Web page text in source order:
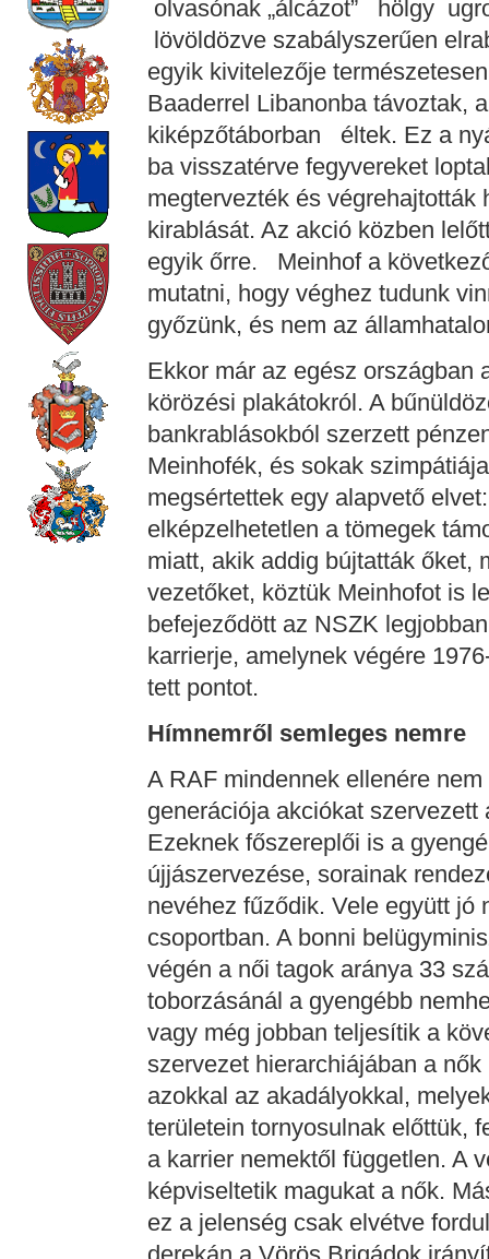
olvasónak „álcázot” hölgy
lövöldözve szabályszerűen
egyik kivitelezője
Baaderrel Libanonba távoztak,
kiképzőtáborban éltek. Ez a
ba visszatérve fegyvereket
megtervezték és
kirablását. Az akció közben
egyik őrre. Meinhof a
mutatni, hogy véghez tudunk
győzünk, és nem az
Ekkor már az egész országban
körözési plakátokról. A
bankrablásokból szerzett
Meinhofék, és sokak
megsértettek egy alapvető
elképzelhetetlen a tömegek
miatt, akik addig bújtatták őket,
vezetőket, köztük Meinhofot is
befejeződött az NSZK
karrierje, amelynek végére
tett pontot.
Hímnemről semleges nemre
A RAF mindennek ellenére
generációja akciókat
Ezeknek főszereplői is a
újjászervezése, sorainak
nevéhez fűződik. Vele együtt jó
csoportban. A bonni
végén a női tagok aránya 33
toborzásánál a gyengébb
vagy még jobban teljesítik a
szervezet hierarchiájában a
azokkal az akadályokkal,
területein tornyosulnak előttük,
a karrier nemektől független. A
képviseltetik magukat a nők.
ez a jelenség csak elvétve